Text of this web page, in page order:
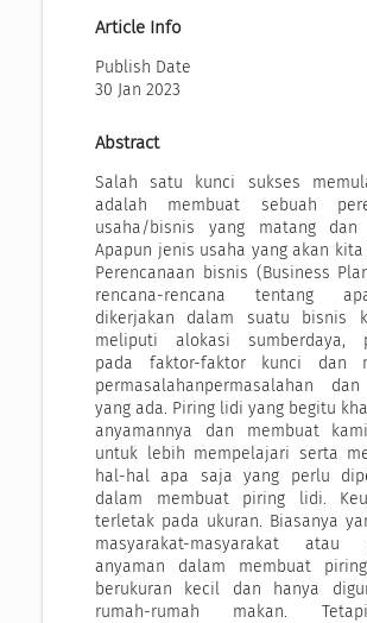
Article Info
Publish Date
30 Jan 2023
Abstract
Salah satu kunci sukses
adalah membuat sebuah
usaha/bisnis yang matang dan
Apapun jenis usaha yang akan kita
Perencanaan bisnis (Business
rencana-rencana tentang
dikerjakan dalam suatu bisnis
meliputi alokasi sumberdaya,
pada faktor-faktor kunci dan
permasalahanpermasalahan
yang ada. Piring lidi yang begitu
anyamannya dan membuat
untuk lebih mempelajari serta
hal-hal apa saja yang perlu
dalam membuat piring lidi.
terletak pada ukuran. Biasanya
masyarakat-masyarakat atau
anyaman dalam membuat
berukuran kecil dan hanya
rumah-rumah makan.